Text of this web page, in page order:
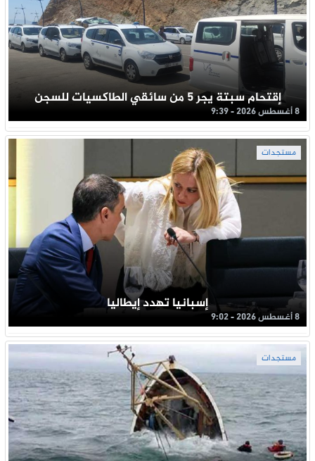
إقتحام سبتة يجر 5 من سائقي الطاكسيات للسجن
8 أغسطس 2026 - 9:39
مستجدات
إسبانيا تهدد إيطاليا
8 أغسطس 2026 - 9:02
مستجدات